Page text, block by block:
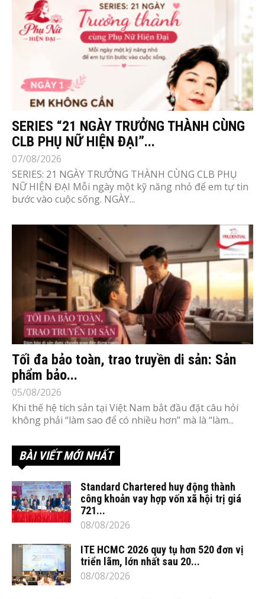
SERIES “21 NGÀY TRƯỞNG THÀNH CÙNG
CLB PHỤ NỮ HIỆN ĐẠI”...
07/08/2026
SERIES: 21 NGÀY TRƯỞNG THÀNH CÙNG CLB PHỤ
NỮ HIỆN ĐẠI Mỗi ngày một kỹ năng nhỏ để em tự tin
bước vào cuộc sống. NGÀY...
Tối đa bảo toàn, trao truyền di sản: Sản
phẩm bảo...
05/08/2026
Khi thế hệ tích sản tại Việt Nam bắt đầu đặt câu hỏi
không phải “làm sao để có nhiều hơn” mà là “làm...
BÀI VIẾT MỚI NHẤT
Standard Chartered huy động thành
công khoản vay hợp vốn xã hội trị giá
721...
08/08/2026
ITE HCMC 2026 quy tụ hơn 520 đơn vị
triển lãm, lớn nhất sau 20...
08/08/2026